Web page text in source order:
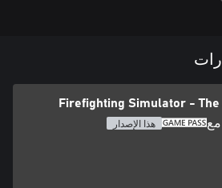
Firefighting Simulator - The
هذا الإصدار